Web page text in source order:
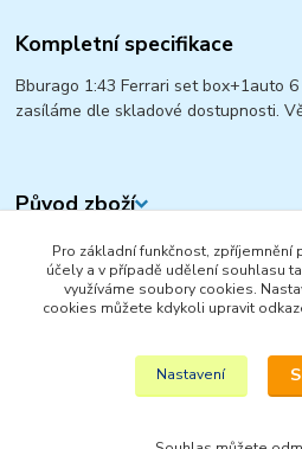
Kompletní specifikace
Bburago 1:43 Ferrari set box+1auto
zasíláme dle skladové dostupnosti.
Původ zboží
Zboží zařazeno v kategoriích
OSOBNÍ AUTA
Pro základní funkčnost, zpříjemnění
účely a v případě udělení souhlasu
využíváme soubory cookies.
cookies můžete kdykoli upravit
Nastavení